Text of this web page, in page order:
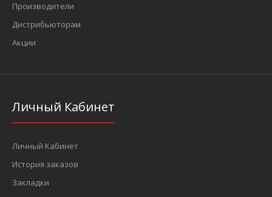
Производители
Дистрибьюторам
Акции
Личный Кабинет
Личный Кабинет
История заказов
Закладки